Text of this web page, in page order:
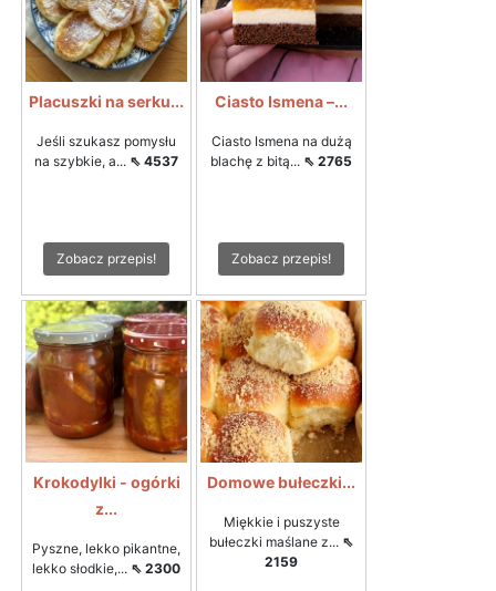
Placuszki na serku...
Jeśli szukasz pomysłu
na szybkie, a... ⇖ 4537
Zobacz przepis!
Ciasto Ismena –...
Ciasto Ismena na dużą
blachę z bitą... ⇖ 2765
Zobacz przepis!
Krokodylki - ogórki
z...
Pyszne, lekko pikantne,
lekko słodkie,... ⇖ 2300
Domowe bułeczki...
Miękkie i puszyste
bułeczki maślane z... ⇖
2159